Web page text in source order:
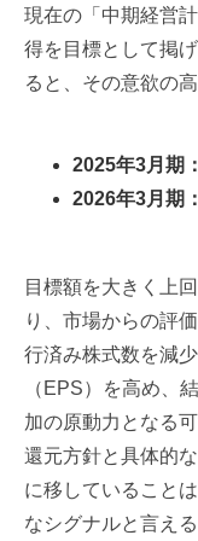
現在の「中期経営
得を目標として掲
ると、その意欲の
2025年3月期：
2026年3月期：
目標額を大きく上
り、市場からの評
行済み株式数を減
（EPS）を高め、
加の原動力となる
還元方針と具体的
に移していること
なシグナルと言える